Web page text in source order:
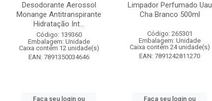
Desodorante Aerossol
Monange Antitranspirante
Hidratação Int...
Código: 139360
Embalagem: Unidade
Caixa contém 12 unidade(s)
EAN: 7891350034646
Faça seu login ou
Limpador Perfumado Uau
Cha Branco 500ml
Código: 265301
Embalagem: Unidade
Caixa contém 24 unidade(s)
EAN: 7891242811270
Faça seu login ou